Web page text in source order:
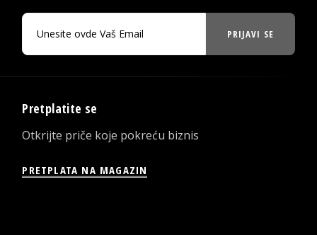
PRIJAVI SE
Pretplatite se
Otkrijte priče koje pokreću biznis
PRETPLATA NA MAGAZIN